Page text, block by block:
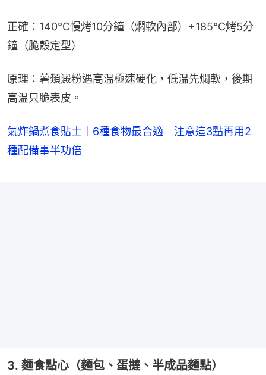
正確：140℃慢烤10分鐘（燜軟內部）+185℃烤5分
鐘（脆殼定型）
原理：薯類澱粉遇高温極速硬化，低温先燜軟，後期
高温只脆表皮。
氣炸鍋煮食貼士｜6種食物最合適 注意這3點再用2
種配備事半功倍
3. 麵食點心（麵包、蛋撻、半成品麵點）